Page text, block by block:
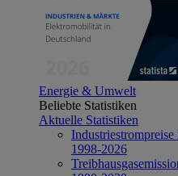
Energie & Umwelt
Beliebte Statistiken
Aktuelle Statistiken
1998-2026